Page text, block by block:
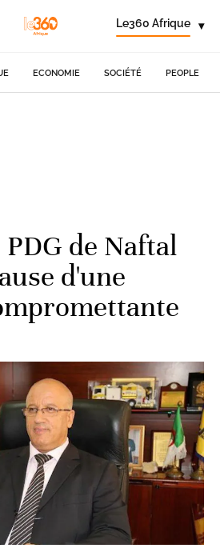
Le360 Afrique ▾
ECONOMIE SOCIÉTÉ PEOPLE
de Naftal
d'une